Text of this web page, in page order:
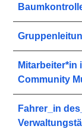
Mitarbeiter*in
Community
Fahrer_in